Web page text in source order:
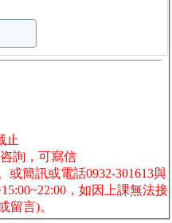
止
詢，可寫信
或簡訊或電話0932-301613與
，如因上課無法接
留言)。